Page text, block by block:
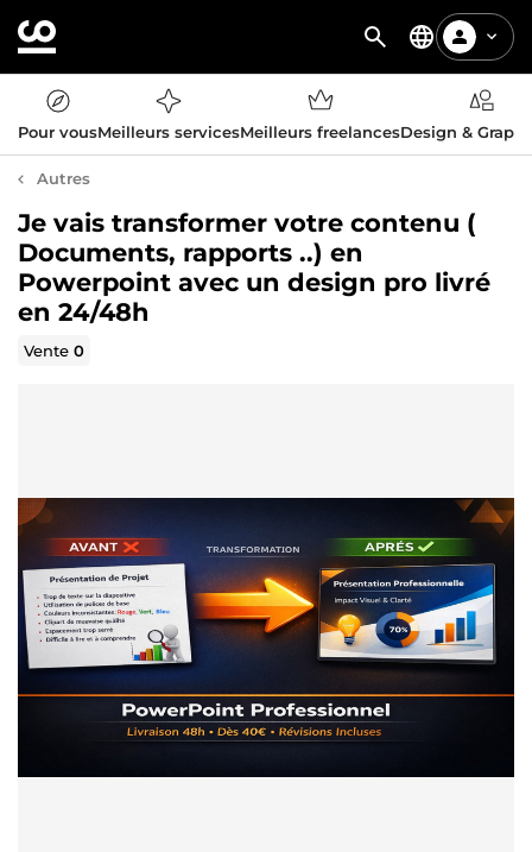
Pour vousMeilleurs servicesMeilleurs freelancesDesign &
Autres
Je vais transformer votre contenu (
Documents, rapports ..) en
Powerpoint avec un design pro livré
en 24/48h
Vente0